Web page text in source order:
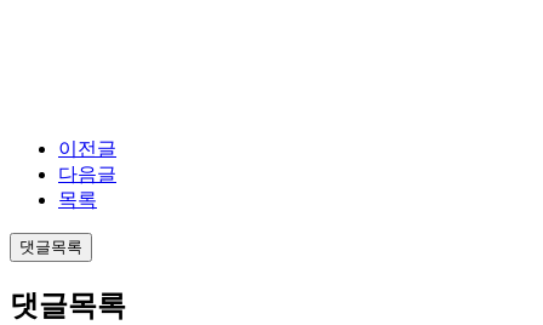
이전글
다음글
목록
댓글목록
댓글목록